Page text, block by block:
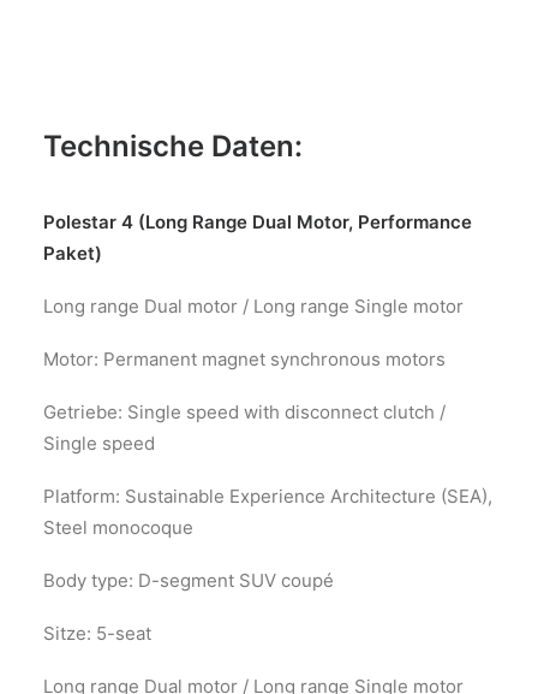
Technische Daten:
Polestar 4 (Long Range Dual Motor, Performance
Paket)
Long range Dual motor / Long range Single motor
Motor: Permanent magnet synchronous motors
Getriebe: Single speed with disconnect clutch /
Single speed
Platform: Sustainable Experience Architecture (SEA),
Steel monocoque
Body type: D-segment SUV coupé
Sitze: 5-seat
Long range Dual motor / Long range Single motor